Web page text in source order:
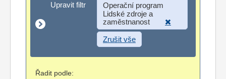
Upravit filtr
Upravit filtr
Operační program
Lidské zdroje a
zaměstnanost
Zrušit vše
Řadit podle: